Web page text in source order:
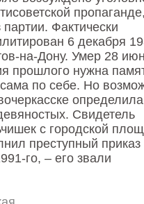
Фактически
6 декабря
на-Дону. Умер 28
прошлого нужна
по себе. Но
определила
Свидетель
с городской
преступный приказ
го, – его звали